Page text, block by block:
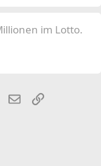
im Lotto.
EmailLink